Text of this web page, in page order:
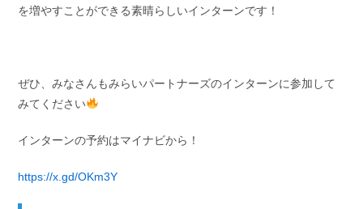
を増やすことができる素晴らしいインターンです！
ぜひ、みなさんもみらいパートナーズのインターンに参加して
みてください
インターンの予約はマイナビから！
https://x.gd/OKm3Y